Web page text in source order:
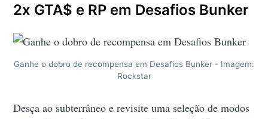
2x GTA$ e RP em Desafios Bunker
Ganhe o dobro de recompensa em Desafios Bunker - Imagem:
Rockstar
Desça ao subterrâneo e revisite uma seleção de modos